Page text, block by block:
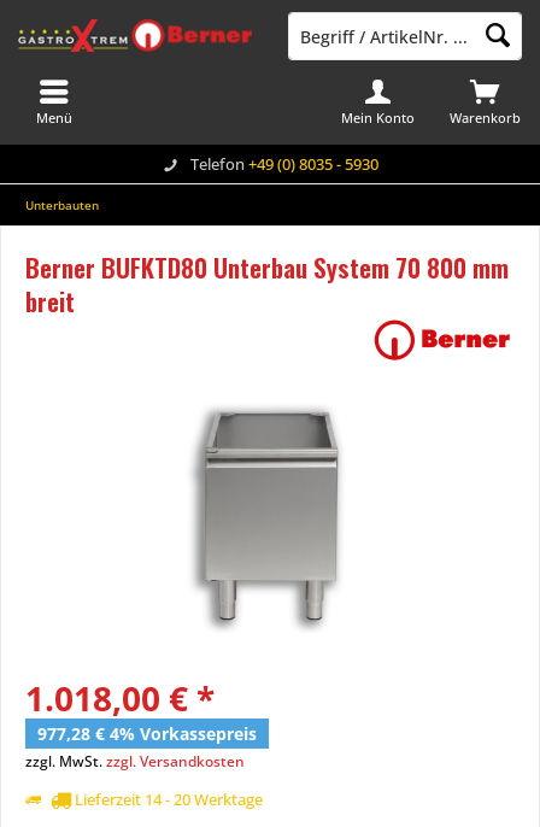
Telefon +49 (0) 8035 - 5930
Warenkorb
Mein Konto
Menü
Unterbauten
Berner BUFKTD80 Unterbau System 70 800 mm
breit
1.018,00 € *
977,28 € 4% Vorkassepreis
zzgl. MwSt.zzgl. Versandkosten
Lieferzeit 14 - 20 Werktage